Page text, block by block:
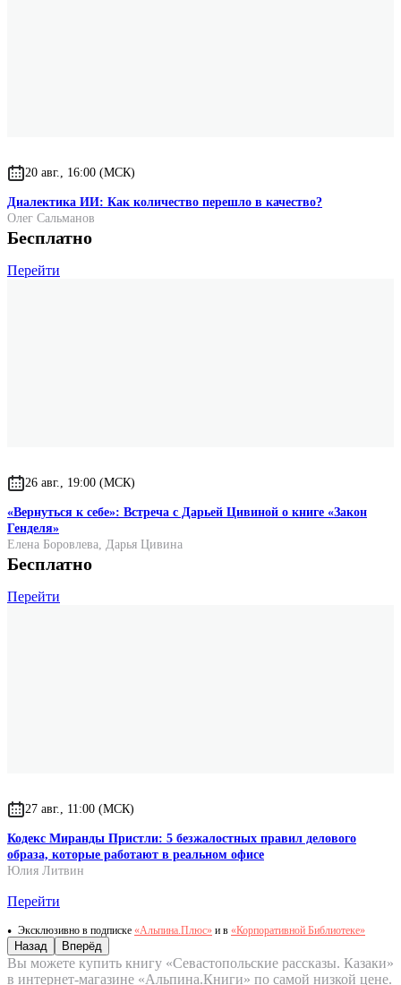
20 авг., 16:00 (МСК)
Диалектика ИИ: Как количество перешло в качество?
Олег Сальманов
Бесплатно
Перейти
26 авг., 19:00 (МСК)
«Вернуться к себе»: Встреча с Дарьей Цивиной о книге «Закон
Генделя»
Елена Боровлева, Дарья Цивина
Бесплатно
Перейти
27 авг., 11:00 (МСК)
Кодекс Миранды Пристли: 5 безжалостных правил делового
образа, которые работают в реальном офисе
Юлия Литвин
Перейти
Эксклюзивно в подписке «Альпина.Плюс» и в «Корпоративной Библиотеке»
Назад Вперёд
Вы можете купить книгу «Севастопольские рассказы. Казаки»
в интернет-магазине «Альпина.Книги» по самой низкой цене.